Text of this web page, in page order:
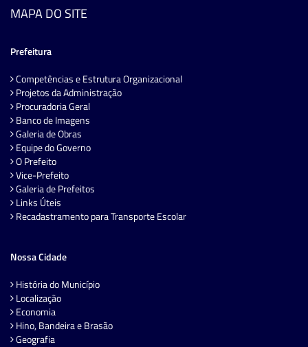
MAPA DO SITE
Prefeitura
Competências e Estrutura Organizacional
Projetos da Administração
Procuradoria Geral
Banco de Imagens
Galeria de Obras
Equipe do Governo
O Prefeito
Vice-Prefeito
Galeria de Prefeitos
Links Úteis
Recadastramento para Transporte Escolar
Nossa Cidade
História do Município
Localização
Economia
Hino, Bandeira e Brasão
Geografia